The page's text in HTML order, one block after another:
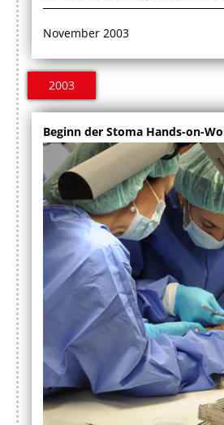
November 2003
2003
Beginn der Stoma Hands-on-